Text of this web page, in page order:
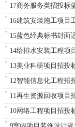
17商务服务类招投标
16建筑安装施工项目
15蓝色经典标书封面
14给排水安装工程项
13美业科研项目招投
12智能信息化工程招
11再生资源回收项目
10网络工程项目招投